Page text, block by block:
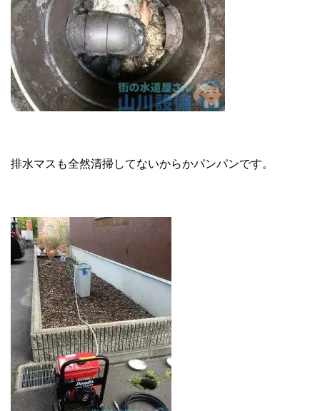
排水マスも全然清掃してないからかパンパンです。